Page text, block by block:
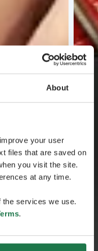
About
your user
files that are saved on
you visit the site.
at any time.
services we use.
.